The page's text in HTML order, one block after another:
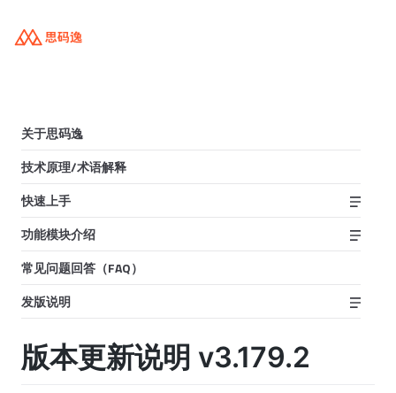
关于思码逸
技术原理/术语解释
快速上手
功能模块介绍
常见问题回答（FAQ）
发版说明
版本更新说明 v3.179.2